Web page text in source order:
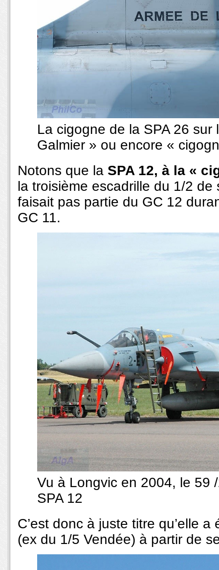
La cigogne de la SPA 26
Galmier » ou encore «
Notons que la SPA 12, à la «
la troisième escadrille du 1/2
faisait pas partie du GC 12
GC 11.
Vu à Longvic en 2004, le 59
SPA 12
C’est donc à juste titre qu’elle a
(ex du 1/5 Vendée) à partir de